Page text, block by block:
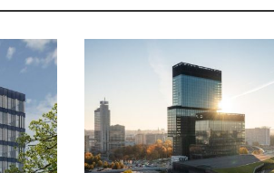
W
CENTRA
TECHNOLOGIE,